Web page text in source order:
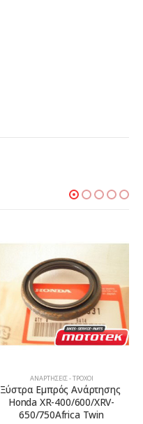
ΑΝΑΡΤΉΣΕΙΣ - ΤΡΟΧΟΊ
Ατέρμονας Κοντέρ Honda SH-
125i/150i ’05-’11